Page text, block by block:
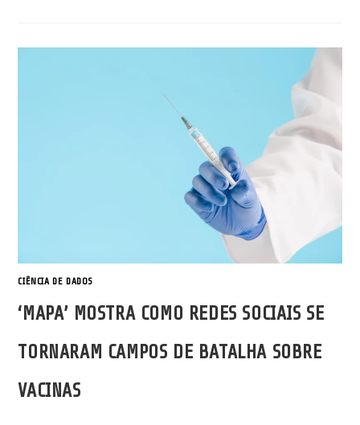
CIÊNCIA DE DADOS
‘MAPA’ MOSTRA COMO REDES SOCIAIS SE
TORNARAM CAMPOS DE BATALHA SOBRE
VACINAS